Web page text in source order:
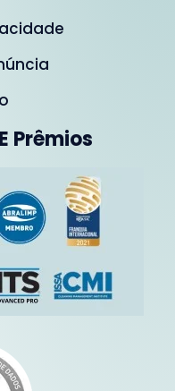
Prêmios